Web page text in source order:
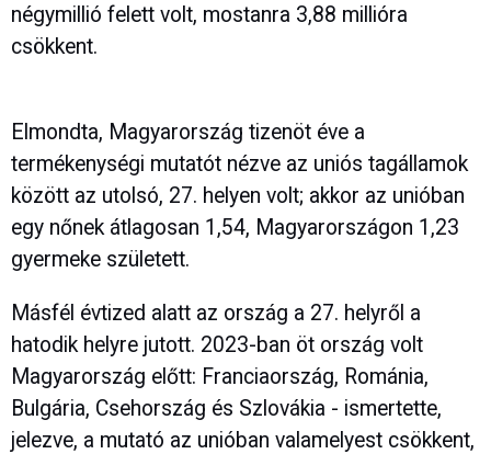
négymillió felett volt, mostanra 3,88 millióra
csökkent.
Elmondta, Magyarország tizenöt éve a
termékenységi mutatót nézve az uniós tagállamok
között az utolsó, 27. helyen volt; akkor az unióban
egy nőnek átlagosan 1,54, Magyarországon 1,23
gyermeke született.
Másfél évtized alatt az ország a 27. helyről a
hatodik helyre jutott. 2023-ban öt ország volt
Magyarország előtt: Franciaország, Románia,
Bulgária, Csehország és Szlovákia - ismertette,
jelezve, a mutató az unióban valamelyest csökkent,